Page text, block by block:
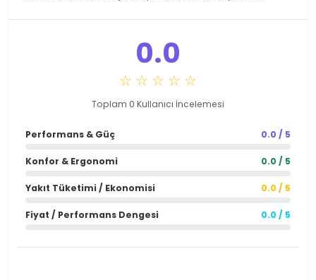
0.0
☆ ☆ ☆ ☆ ☆
Toplam 0 Kullanıcı İncelemesi
Performans & Güç 0.0 / 5
Konfor & Ergonomi 0.0 / 5
Yakıt Tüketimi / Ekonomisi 0.0 / 5
Fiyat / Performans Dengesi 0.0 / 5